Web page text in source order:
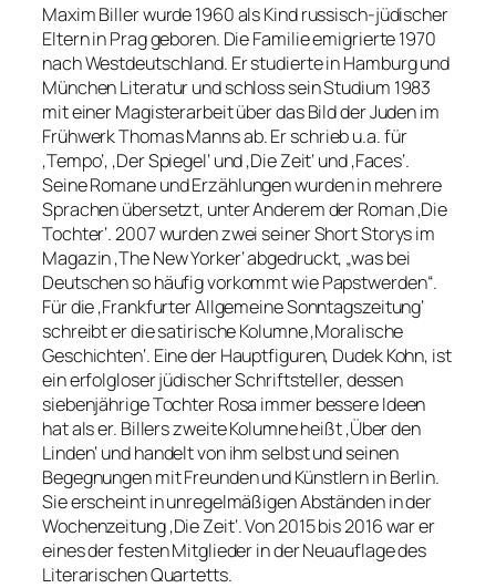
Maxim Biller wurde 1960 als Kind russisch-jüdischer
Eltern in Prag geboren. Die Familie emigrierte 1970
nach Westdeutschland. Er studierte in Hamburg und
München Literatur und schloss sein Studium 1983
mit einer Magisterarbeit über das Bild der Juden im
Frühwerk Thomas Manns ab. Er schrieb u.a. für
‚Tempo‘, ‚Der Spiegel‘ und ‚Die Zeit‘ und ‚Faces‘.
Seine Romane und Erzählungen wurden in mehrere
Sprachen übersetzt, unter Anderem der Roman ‚Die
Tochter‘. 2007 wurden zwei seiner Short Storys im
Magazin ‚The New Yorker‘ abgedruckt, „was bei
Deutschen so häufig vorkommt wie Papstwerden“.
Für die ‚Frankfurter Allgemeine Sonntagszeitung‘
schreibt er die satirische Kolumne ‚Moralische
Geschichten‘. Eine der Hauptfiguren, Dudek Kohn, ist
ein erfolgloser jüdischer Schriftsteller, dessen
siebenjährige Tochter Rosa immer bessere Ideen
hat als er. Billers zweite Kolumne heißt ‚Über den
Linden‘ und handelt von ihm selbst und seinen
Begegnungen mit Freunden und Künstlern in Berlin.
Sie erscheint in unregelmäßigen Abständen in der
Wochenzeitung ‚Die Zeit‘. Von 2015 bis 2016 war er
eines der festen Mitglieder in der Neuauflage des
Literarischen Quartetts.